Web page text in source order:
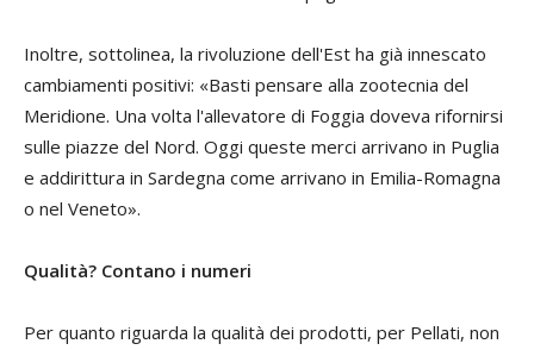
Inoltre, sottolinea, la rivoluzione dell'Est ha già innescato
cambiamenti positivi: «Basti pensare alla zootecnia del
Meridione. Una volta l'allevatore di Foggia doveva rifornirsi
sulle piazze del Nord. Oggi queste merci arrivano in Puglia
e addirittura in Sardegna come arrivano in Emilia-Romagna
o nel Veneto».
Qualità? Contano i numeri
Per quanto riguarda la qualità dei prodotti, per Pellati, non